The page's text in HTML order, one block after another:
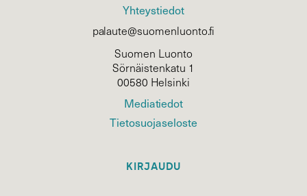
Yhteystiedot
palaute@suomenluonto.fi
Suomen Luonto
Sörnäistenkatu 1
00580 Helsinki
Mediatiedot
Tietosuojaseloste
KIRJAUDU